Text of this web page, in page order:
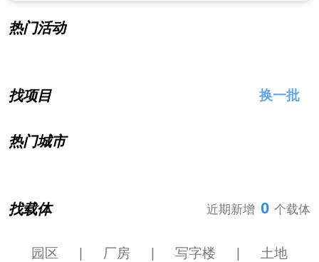
热门活动
找项目 换一批
热门城市
找载体 近期新增 0 个载体
园区 厂房 写字楼 土地